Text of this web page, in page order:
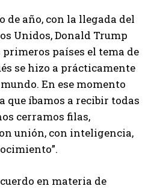
de año, con la llegada del
Unidos, Donald Trump
países el tema de
se hizo a prácticamente
En ese momento
que íbamos a recibir todas
cerramos filas,
unión, con inteligencia,
en materia de